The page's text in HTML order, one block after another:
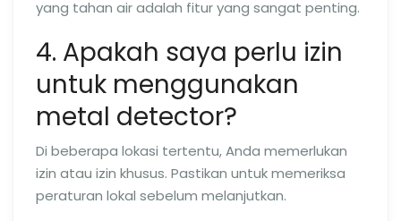
yang tahan air adalah fitur yang sangat penting.
4. Apakah saya perlu izin
untuk menggunakan
metal detector?
Di beberapa lokasi tertentu, Anda memerlukan
izin atau izin khusus. Pastikan untuk memeriksa
peraturan lokal sebelum melanjutkan.